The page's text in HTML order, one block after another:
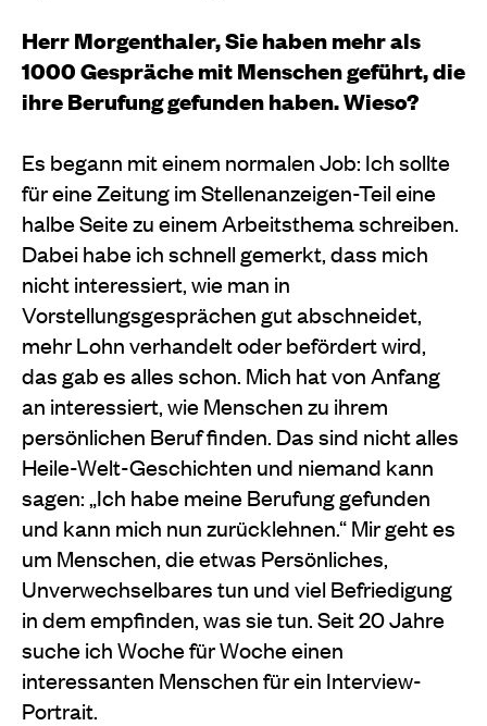
Herr Morgenthaler, Sie haben mehr als
1000 Gespräche mit Menschen geführt, die
ihre Berufung gefunden haben. Wieso?
Es begann mit einem normalen Job: Ich sollte
für eine Zeitung im Stellenanzeigen-Teil eine
halbe Seite zu einem Arbeitsthema schreiben.
Dabei habe ich schnell gemerkt, dass mich
nicht interessiert, wie man in
Vorstellungsgesprächen gut abschneidet,
mehr Lohn verhandelt oder befördert wird,
das gab es alles schon. Mich hat von Anfang
an interessiert, wie Menschen zu ihrem
persönlichen Beruf finden. Das sind nicht alles
Heile-Welt-Geschichten und niemand kann
sagen: „Ich habe meine Berufung gefunden
und kann mich nun zurücklehnen.“ Mir geht es
um Menschen, die etwas Persönliches,
Unverwechselbares tun und viel Befriedigung
in dem empfinden, was sie tun. Seit 20 Jahre
suche ich Woche für Woche einen
interessanten Menschen für ein Interview-
Portrait.